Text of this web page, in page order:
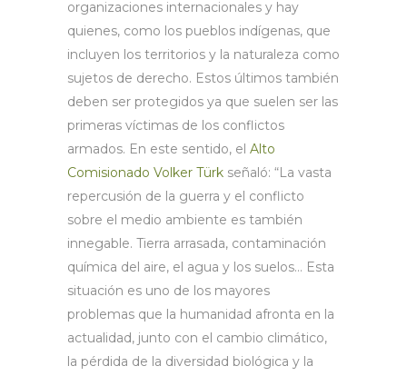
organizaciones internacionales y hay
quienes, como los pueblos indígenas, que
incluyen los territorios y la naturaleza como
sujetos de derecho. Estos últimos también
deben ser protegidos ya que suelen ser las
primeras víctimas de los conflictos
armados. En este sentido, el Alto
Comisionado Volker Türk señaló: “La vasta
repercusión de la guerra y el conflicto
sobre el medio ambiente es también
innegable. Tierra arrasada, contaminación
química del aire, el agua y los suelos… Esta
situación es uno de los mayores
problemas que la humanidad afronta en la
actualidad, junto con el cambio climático,
la pérdida de la diversidad biológica y la